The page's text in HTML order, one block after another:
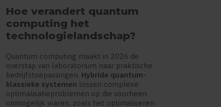
Hoe verandert quantum
computing het
technologielandschap?
Quantum computing maakt in 2026 de
overstap van laboratorium naar praktische
bedrijfstoepassingen. Hybride quantum-
klassieke systemen lossen complexe
optimalisatieproblemen op die voorheen
onmogelijk waren, zoals het optimaliseren